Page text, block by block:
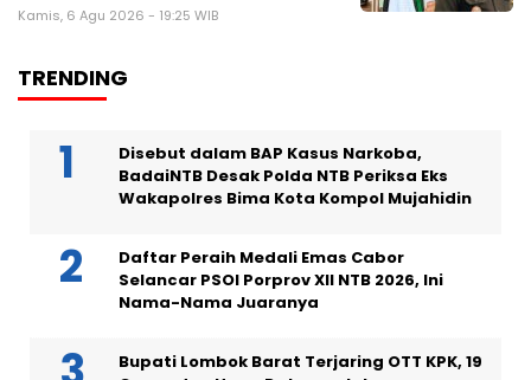
Kamis, 6 Agu 2026 - 19:25 WIB
TRENDING
Disebut dalam BAP Kasus Narkoba,
BadaiNTB Desak Polda NTB Periksa Eks
Wakapolres Bima Kota Kompol Mujahidin
Daftar Peraih Medali Emas Cabor
Selancar PSOI Porprov XII NTB 2026, Ini
Nama-Nama Juaranya
Bupati Lombok Barat Terjaring OTT KPK, 19